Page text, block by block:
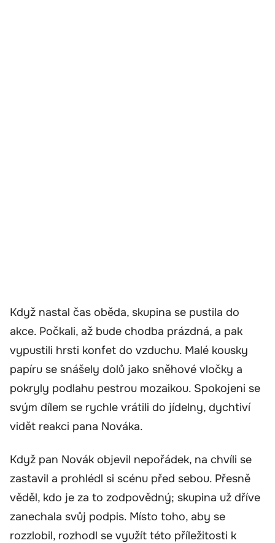
Když nastal čas oběda, skupina se pustila do
akce. Počkali, až bude chodba prázdná, a pak
vypustili hrsti konfet do vzduchu. Malé kousky
papíru se snášely dolů jako sněhové vločky a
pokryly podlahu pestrou mozaikou. Spokojeni se
svým dílem se rychle vrátili do jídelny, dychtiví
vidět reakci pana Nováka.
Když pan Novák objevil nepořádek, na chvíli se
zastavil a prohlédl si scénu před sebou. Přesně
věděl, kdo je za to zodpovědný; skupina už dříve
zanechala svůj podpis. Místo toho, aby se
rozzlobil, rozhodl se využít této příležitosti k